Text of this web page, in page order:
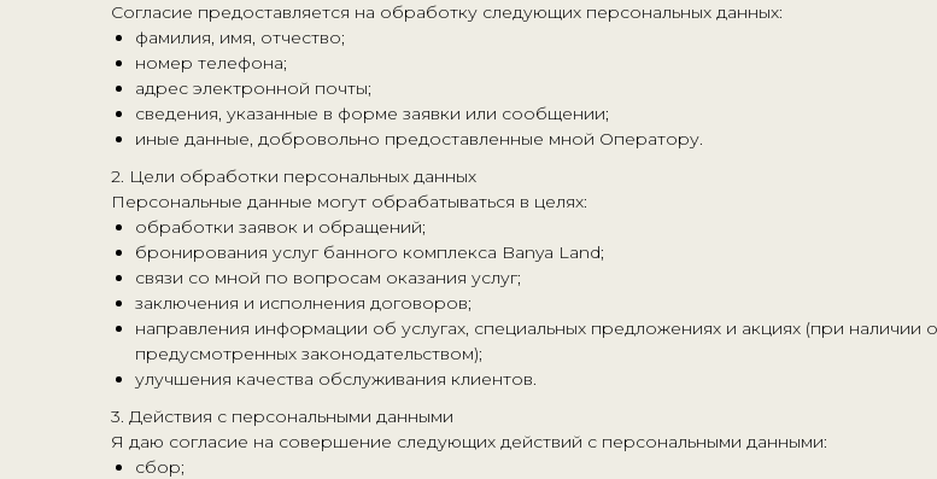
Согласие предоставляется на обработку следующих персональных данных:
фамилия, имя, отчество;
номер телефона;
адрес электронной почты;
сведения, указанные в форме заявки или сообщении;
иные данные, добровольно предоставленные мной Оператору.
2. Цели обработки персональных данных
Персональные данные могут обрабатываться в целях:
обработки заявок и обращений;
бронирования услуг банного комплекса Banya Land;
связи со мной по вопросам оказания услуг;
заключения и исполнения договоров;
направления информации об услугах, специальных предложениях и акциях (при наличии
предусмотренных законодательством);
улучшения качества обслуживания клиентов.
3. Действия с персональными данными
Я даю согласие на совершение следующих действий с персональными данными:
сбор;